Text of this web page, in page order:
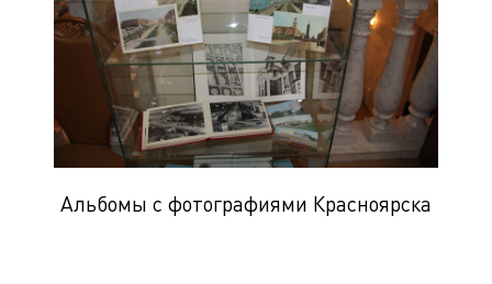
Альбомы с фотографиями Красноярска